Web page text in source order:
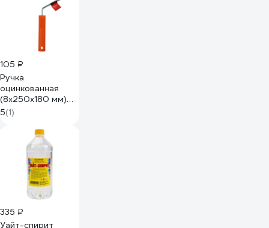
105 ₽
Ручка
оцинкованная
(8х250х180 мм)
для валика
ZOLDER Z-
8250180
5(1)
335 ₽
Уайт-спирит